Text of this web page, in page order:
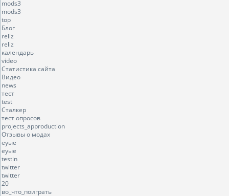
mods3
mods3
top
Блог
reliz
reliz
календарь
video
Статистика сайта
Видео
news
тест
test
Сталкер
тест опросов
projects_approduction
Отзывы о модах
еуые
еуые
testin
twitter
twitter
20
во_что_поиграть